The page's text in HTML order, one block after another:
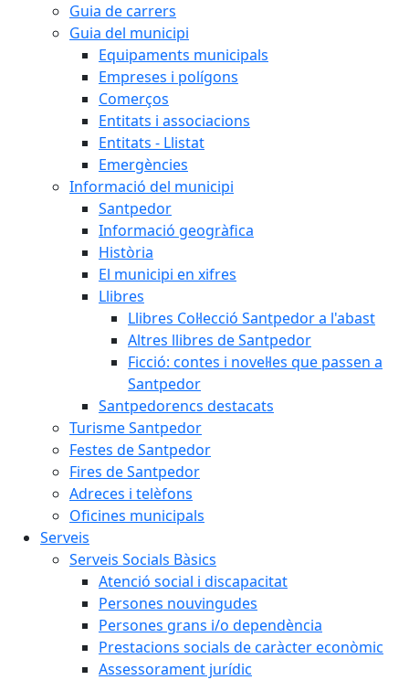
Guia de carrers
Guia del municipi
Equipaments municipals
Empreses i polígons
Comerços
Entitats i associacions
Entitats - Llistat
Emergències
Informació del municipi
Santpedor
Informació geogràfica
Història
El municipi en xifres
Llibres
Llibres Col·lecció Santpedor a l'abast
Altres llibres de Santpedor
Ficció: contes i novel·les que passen a
Santpedor
Santpedorencs destacats
Turisme Santpedor
Festes de Santpedor
Fires de Santpedor
Adreces i telèfons
Oficines municipals
Serveis
Serveis Socials Bàsics
Atenció social i discapacitat
Persones nouvingudes
Persones grans i/o dependència
Prestacions socials de caràcter econòmic
Assessorament jurídic